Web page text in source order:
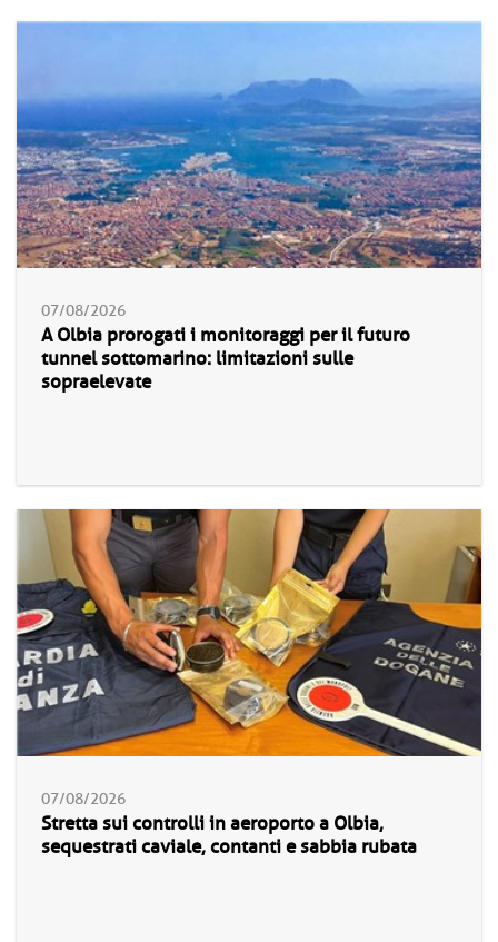
07/08/2026
A Olbia prorogati i monitoraggi per il futuro
tunnel sottomarino: limitazioni sulle
sopraelevate
07/08/2026
Stretta sui controlli in aeroporto a Olbia,
sequestrati caviale, contanti e sabbia rubata